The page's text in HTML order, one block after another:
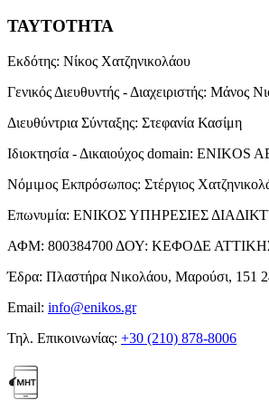
ΤΑΥΤΟΤΗΤΑ
Εκδότης: Νίκος Χατζηνικολάου
Γενικός Διευθυντής - Διαχειριστής: Μάνος
Διευθύντρια Σύνταξης: Στεφανία Κασίμη
Ιδιοκτησία - Δικαιούχος domain: ENIKOS
Νόμιμος Εκπρόσωπος: Στέργιος
Επωνυμία: ΕΝΙΚΟΣ ΥΠΗΡΕΣΙΕΣ
ΑΦΜ: 800384700 ΔΟΥ: ΚΕΦΟΔΕ
Έδρα: Πλαστήρα Νικολάου, Μαρούσι, 151
Email: info@enikos.gr
Τηλ. Επικοινωνίας: +30 (210) 878-8006